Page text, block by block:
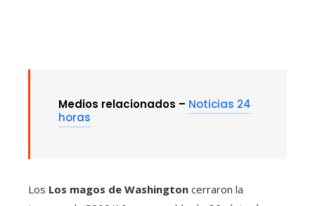
Medios relacionados – Noticias 24
horas
Los Los magos de Washington cerraron la